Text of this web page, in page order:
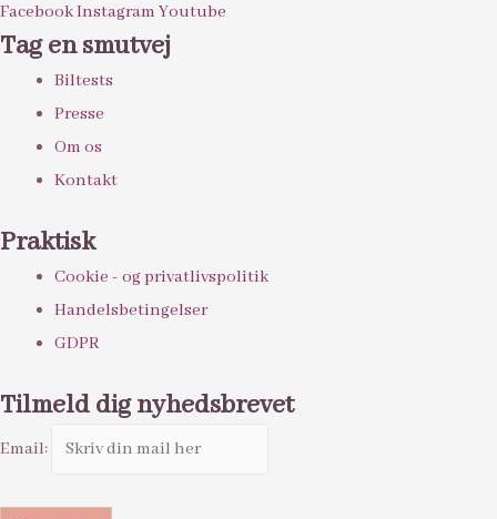
FacebookInstagram Youtube
Tag en smutvej
Biltests
Presse
Om os
Kontakt
Praktisk
Cookie - og privatlivspolitik
Handelsbetingelser
GDPR
Tilmeld dig nyhedsbrevet
Email: